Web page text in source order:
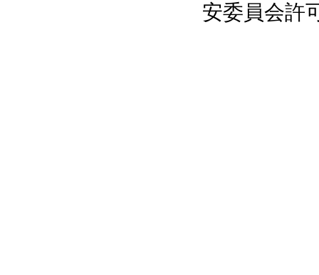
安委員会許